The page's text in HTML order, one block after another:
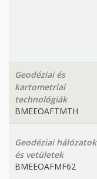
Geodéziai és
kartometriai
technológiák
BMEEOAFTMTH
Geodéziai hálózatok
és vetületek
BMEEOAFMF62